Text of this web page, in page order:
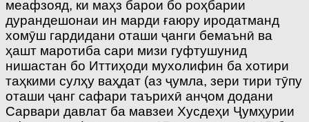
меафзояд, ки маҳз барои бо роҳбарии
дурандешонаи ин марди ғаюру иродатманд
хомӯш гардидани оташи ҷанги бемаънӣ ва
ҳашт маротиба сари мизи гуфтушунид
нишастан бо Иттиҳоди мухолифин ба хотири
таҳкими сулҳу ваҳдат (аз ҷумла, зери тири тӯпу
оташи ҷанг сафари таърихӣ анҷом додани
Сарвари давлат ба мавзеи Хусдеҳи Ҷумҳурии